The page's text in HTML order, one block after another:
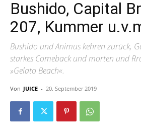
Bushido, Capital
207, Kummer
Bushido und Animus kehren zurück,
starkes Comeback und morten und
»Gelato Beach«.
Von JUICE - 20. September 2019